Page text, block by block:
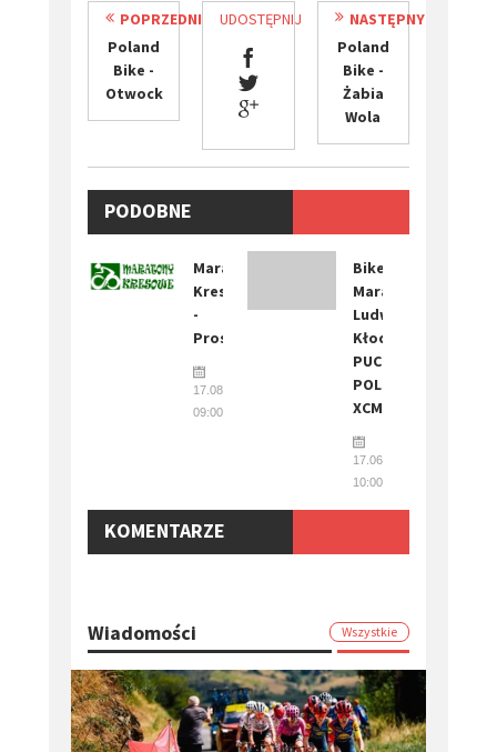
POPRZEDNI
Poland
Bike -
Otwock
UDOSTĘPNIJ
NASTĘPNY
Poland
Bike -
Żabia
Wola
PODOBNE
Maratony
Kresowe
-
Prostki
17.08.2025
09:00
Bike
Maraton
Ludwikowice
Kłodzkie
PUCHAR
POLSKI
XCM
17.06.2017
10:00
KOMENTARZE
Wiadomości Wszystkie